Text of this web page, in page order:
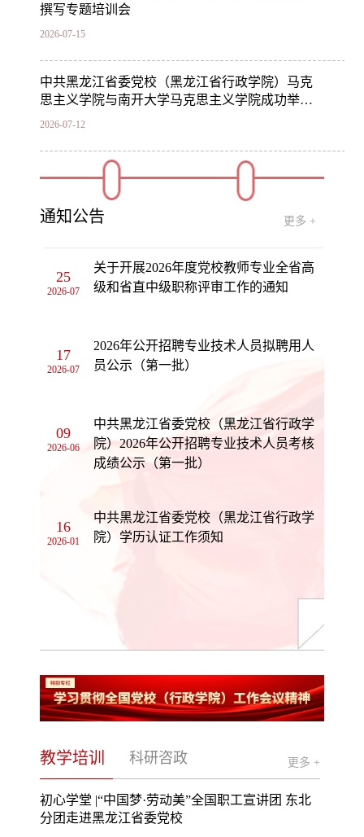
撰写专题培训会
2026-07-15
中共黑龙江省委党校（黑龙江省行政学院）马克
思主义学院与南开大学马克思主义学院成功举行
合作签约仪式
2026-07-12
省委党校（省行政学院）召开机关妇女联合会成
立大会暨第一次妇女代表大会
2026-07-11
通知公告 更多 +
25
2026-07
关于开展2026年度党校教师专业全省高
级和省直中级职称评审工作的通知
17
2026-07
2026年公开招聘专业技术人员拟聘用人
员公示（第一批）
09
2026-06
中共黑龙江省委党校（黑龙江省行政学
院）2026年公开招聘专业技术人员考核
成绩公示（第一批）
16
2026-01
中共黑龙江省委党校（黑龙江省行政学
院）学历认证工作须知
教学培训 科研咨政 更多 +
初心学堂 |“中国梦·劳动美”全国职工宣讲团 东北
分团走进黑龙江省委党校